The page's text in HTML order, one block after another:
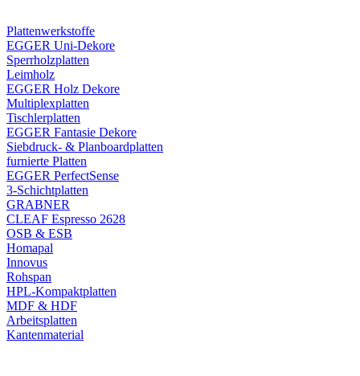
Plattenwerkstoffe
EGGER Uni-Dekore
Sperrholzplatten
Leimholz
EGGER Holz Dekore
Multiplexplatten
Tischlerplatten
EGGER Fantasie Dekore
Siebdruck- & Planboardplatten
furnierte Platten
EGGER PerfectSense
3-Schichtplatten
GRABNER
CLEAF Espresso 2628
OSB & ESB
Homapal
Innovus
Rohspan
HPL-Kompaktplatten
MDF & HDF
Arbeitsplatten
Kantenmaterial